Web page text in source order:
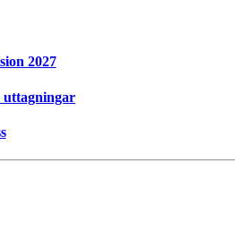
2027
uttagningar